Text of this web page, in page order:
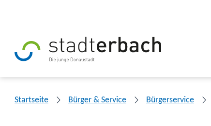
Startseite Bürger & Service Bürgerservice